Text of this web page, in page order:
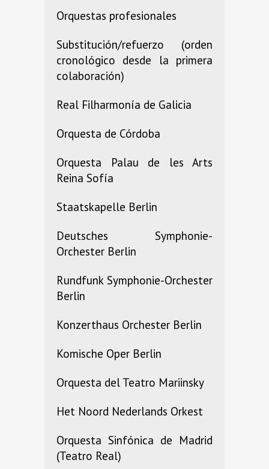
Orquestas profesionales
Substitución/refuerzo (orden
cronológico desde la primera
colaboración)
Real Filharmonía de Galicia
Orquesta de Córdoba
Orquesta Palau de les Arts
Reina Sofía
Staatskapelle Berlin
Deutsches Symphonie-
Orchester Berlin
Rundfunk Symphonie-Orchester
Berlin
Konzerthaus Orchester Berlin
Komische Oper Berlin
Orquesta del Teatro Mariinsky
Het Noord Nederlands Orkest
Orquesta Sinfónica de Madrid
(Teatro Real)